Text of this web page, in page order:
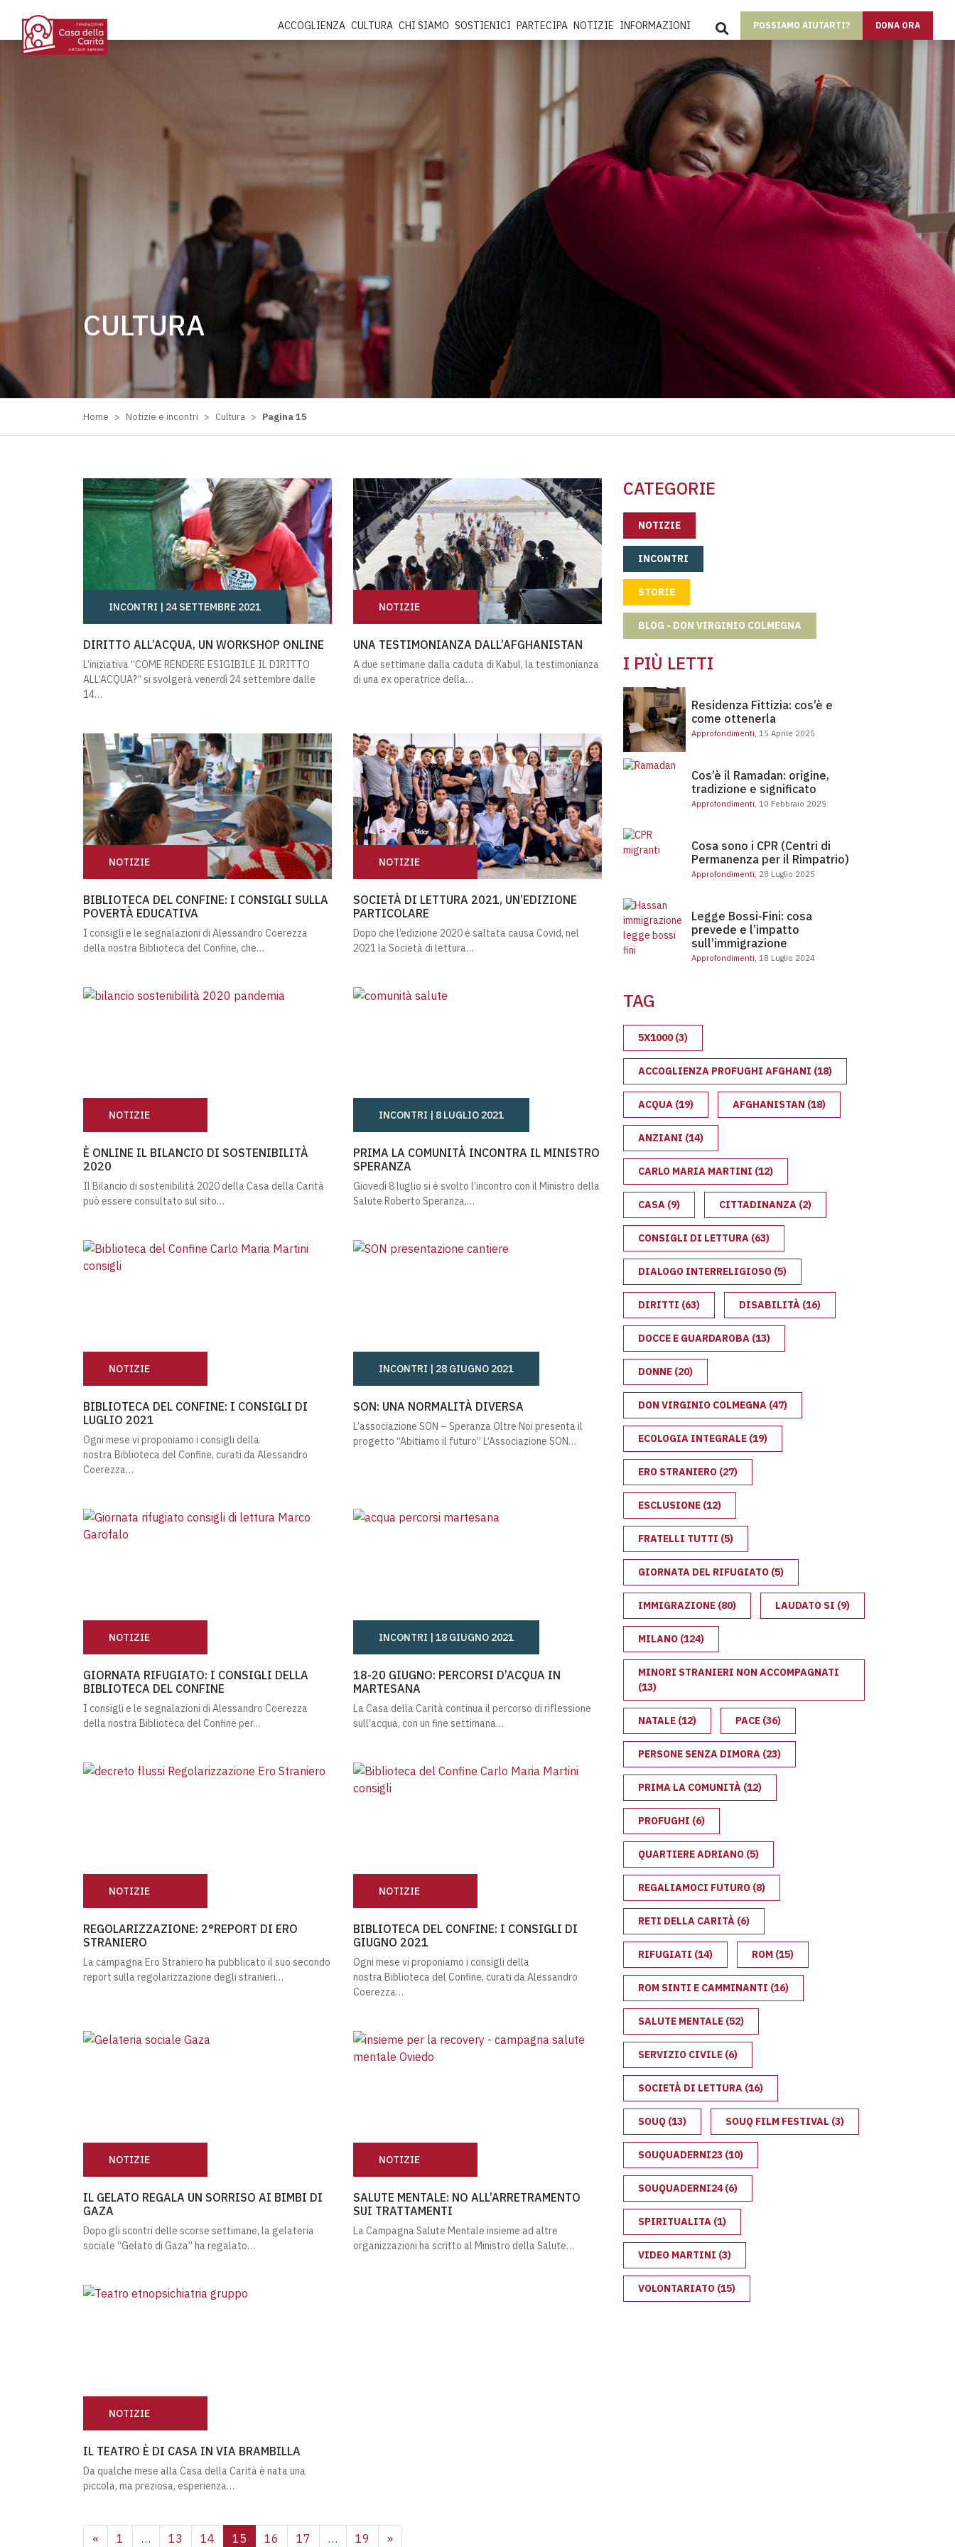
ACCOGLIENZA CULTURA CHI SIAMO SOSTIENICI PARTECIPA NOTIZIE INFORMAZIONI POSSIAMO AIUTARTI? DONA ORA
CULTURA
Home > Notizie e incontri > Cultura > Pagina 15
INCONTRI | 24 SETTEMBRE 2021
DIRITTO ALL’ACQUA, UN WORKSHOP ONLINE
L’iniziativa “COME RENDERE ESIGIBILE IL DIRITTO
ALL’ACQUA?” si svolgerà venerdì 24 settembre dalle
14…
NOTIZIE
UNA TESTIMONIANZA DALL’AFGHANISTAN
A due settimane dalla caduta di Kabul, la testimonianza
di una ex operatrice della…
NOTIZIE
BIBLIOTECA DEL CONFINE: I CONSIGLI SULLA
POVERTÀ EDUCATIVA
I consigli e le segnalazioni di Alessandro Coerezza
della nostra Biblioteca del Confine, che…
NOTIZIE
SOCIETÀ DI LETTURA 2021, UN’EDIZIONE
PARTICOLARE
Dopo che l’edizione 2020 è saltata causa Covid, nel
2021 la Società di lettura…
NOTIZIE
È ONLINE IL BILANCIO DI SOSTENIBILITÀ
2020
Il Bilancio di sostenibilità 2020 della Casa della Carità
può essere consultato sul sito…
PRIMA LA COMUNITÀ INCONTRA IL MINISTRO SPERANZA
INCONTRI | 8 LUGLIO 2021
PRIMA LA COMUNITÀ INCONTRA IL MINISTRO
SPERANZA
Giovedì 8 luglio si è svolto l’incontro con il Ministro della
Salute Roberto Speranza,…
NOTIZIE
BIBLIOTECA DEL CONFINE: I CONSIGLI DI
LUGLIO 2021
Ogni mese vi proponiamo i consigli della
nostra Biblioteca del Confine, curati da Alessandro
Coerezza…
INCONTRI | 28 GIUGNO 2021
SON: UNA NORMALITÀ DIVERSA
L’associazione SON – Speranza Oltre Noi presenta il
progetto “Abitiamo il futuro” L‘Associazione SON…
NOTIZIE
GIORNATA RIFUGIATO: I CONSIGLI DELLA
BIBLIOTECA DEL CONFINE
I consigli e le segnalazioni di Alessandro Coerezza
della nostra Biblioteca del Confine per…
18-20 GIUGNO: PERCORSI D’ACQUA IN MARTESANA
INCONTRI | 18 GIUGNO 2021
18-20 GIUGNO: PERCORSI D’ACQUA IN
MARTESANA
La Casa della Carità continua il percorso di riflessione
sull’acqua, con un fine settimana…
NOTIZIE
REGOLARIZZAZIONE: 2°REPORT DI ERO
STRANIERO
La campagna Ero Straniero ha pubblicato il suo secondo
report sulla regolarizzazione degli stranieri…
BIBLIOTECA DEL CONFINE: I CONSIGLI DI GIUGNO 2021
NOTIZIE
BIBLIOTECA DEL CONFINE: I CONSIGLI DI
GIUGNO 2021
Ogni mese vi proponiamo i consigli della
nostra Biblioteca del Confine, curati da Alessandro
Coerezza…
NOTIZIE
IL GELATO REGALA UN SORRISO AI BIMBI DI
GAZA
Dopo gli scontri delle scorse settimane, la gelateria
sociale “Gelato di Gaza” ha regalato…
SALUTE MENTALE: NO ALL’ARRETRAMENTO SUI TRATTAMENTI
NOTIZIE
SALUTE MENTALE: NO ALL’ARRETRAMENTO
SUI TRATTAMENTI
La Campagna Salute Mentale insieme ad altre
organizzazioni ha scritto al Ministro della Salute…
NOTIZIE
IL TEATRO È DI CASA IN VIA BRAMBILLA
Da qualche mese alla Casa della Carità è nata una
piccola, ma preziosa, esperienza…
NAVIGAZIONE DEGLI ARTICOLI
« 1 … 13 14 15 16 17 … 19 »
CATEGORIE
NOTIZIE
INCONTRI
STORIE
BLOG - DON VIRGINIO COLMEGNA
I PIÙ LETTI
Residenza Fittizia: cos’è e come ottenerla
Residenza Fittizia: cos’è e
come ottenerla
Approfondimenti, 15 Aprile 2025
Cos’è il Ramadan: origine,
tradizione e significato
Approfondimenti, 10 Febbraio 2025
Cosa sono i CPR (Centri di
Permanenza per il Rimpatrio)
Approfondimenti, 28 Luglio 2025
Legge Bossi-Fini: cosa prevede e l’impatto sull’immigrazione
Legge Bossi-Fini: cosa
prevede e l’impatto
sull’immigrazione
Approfondimenti, 18 Luglio 2024
TAG
5X1000(3)
ACCOGLIENZA PROFUGHI AFGHANI (18)
ACQUA (19) AFGHANISTAN (18)
ANZIANI (14)
CARLO MARIA MARTINI (12)
CASA (9) CITTADINANZA (2)
CONSIGLI DI LETTURA (63)
DIALOGO INTERRELIGIOSO (5)
DIRITTI (63) DISABILITÀ (16)
DOCCE E GUARDAROBA (13)
DONNE (20)
DON VIRGINIO COLMEGNA (47)
ECOLOGIA INTEGRALE (19)
ERO STRANIERO (27)
ESCLUSIONE (12)
FRATELLI TUTTI (5)
GIORNATA DEL RIFUGIATO (5)
IMMIGRAZIONE (80) LAUDATO SI (9)
MILANO (124)
MINORI STRANIERI NON ACCOMPAGNATI
(13)
NATALE (12) PACE (36)
PERSONE SENZA DIMORA (23)
PRIMA LA COMUNITÀ (12)
PROFUGHI (6)
QUARTIERE ADRIANO (5)
REGALIAMOCI FUTURO (8)
RETI DELLA CARITÀ (6)
RIFUGIATI (14) ROM (15)
ROM SINTI E CAMMINANTI (16)
SALUTE MENTALE (52)
SERVIZIO CIVILE (6)
SOCIETÀ DI LETTURA (16)
SOUQ (13) SOUQ FILM FESTIVAL (3)
SOUQUADERNI23 (10)
SOUQUADERNI24 (6)
SPIRITUALITA (1)
VIDEO MARTINI (3)
VOLONTARIATO (15)